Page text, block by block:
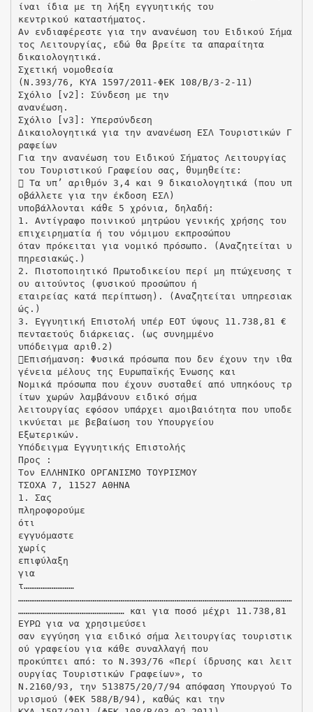
ίναι ίδια με τη λήξη εγγυητικής του
κεντρικού καταστήματος.
Αν ενδιαφέρεστε για την ανανέωση του Ειδικού Σήμα
τος Λειτουργίας, εδώ θα βρείτε τα απαραίτητα
δικαιολογητικά.
Σχετική νομοθεσία
(Ν.393/76, ΚΥΑ 1597/2011-ΦΕΚ 108/Β/3-2-11)
Σχόλιο [v2]: Σύνδεση με την
ανανέωση.
Σχόλιο [v3]: Υπερσύνδεση
Δικαιολογητικά για την ανανέωση ΕΣΛ Τουριστικών Γ
ραφείων
Για την ανανέωση του Ειδικού Σήματος Λειτουργίας
του Τουριστικού Γραφείου σας, θυμηθείτε:
 Τα υπ’ αριθμόν 3,4 και 9 δικαιολογητικά (που υπ
οβάλλετε για την έκδοση ΕΣΛ)
υποβάλλονται κάθε 5 χρόνια, δηλαδή:
1. Αντίγραφο ποινικού μητρώου γενικής χρήσης του
επιχειρηματία ή του νόμιμου εκπροσώπου
όταν πρόκειται για νομικό πρόσωπο. (Αναζητείται υ
πηρεσιακώς.)
2. Πιστοποιητικό Πρωτοδικείου περί μη πτώχευσης τ
ου αιτούντος (φυσικού προσώπου ή
εταιρείας κατά περίπτωση). (Αναζητείται υπηρεσιακ
ώς.)
3. Εγγυητική Επιστολή υπέρ ΕΟΤ ύψους 11.738,81 €
πενταετούς διάρκειας. (ως συνημμένο
υπόδειγμα αριθ.2)
Επισήμανση: Φυσικά πρόσωπα που δεν έχουν την ιθα
γένεια μέλους της Ευρωπαϊκής Ένωσης και
Νομικά πρόσωπα που έχουν συσταθεί από υπηκόους τρ
ίτων χωρών λαμβάνουν ειδικό σήμα
λειτουργίας εφόσον υπάρχει αμοιβαιότητα που υποδε
ικνύεται με βεβαίωση του Υπουργείου
Εξωτερικών.
Υπόδειγμα Εγγυητικής Επιστολής
Προς :
Τον ΕΛΛΗΝΙΚΟ ΟΡΓΑΝΙΣΜΟ ΤΟΥΡΙΣΜΟΥ
ΤΣΟΧΑ 7, 11527 ΑΘΗΝΑ
1. Σας
πληροφορούμε
ότι
εγγυόμαστε
χωρίς
επιφύλαξη
για
τ………………………
…………………………………………………………………………………………………………………………………
………………………………………………… και για ποσό μέχρι 11.738,81
ΕΥΡΩ για να χρησιμεύσει
σαν εγγύηση για ειδικό σήμα λειτουργίας τουριστικ
ού γραφείου για κάθε συναλλαγή που
προκύπτει από: το Ν.393/76 «Περί ίδρυσης και λειτ
ουργίας Τουριστικών Γραφείων», το
Ν.2160/93, την 513875/20/7/94 απόφαση Υπουργού Το
υρισμού (ΦEΚ 588/Β/94), καθώς και την